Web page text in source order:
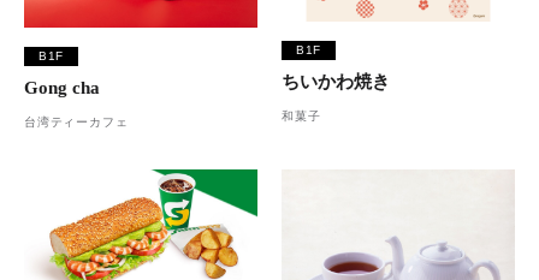
B1F
Gong cha
台湾ティーカフェ
B1F
ちいかわ焼き
和菓子